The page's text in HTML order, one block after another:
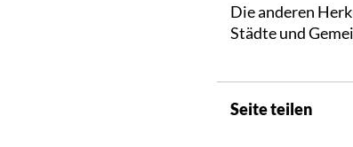
Die anderen
Städte und
Seite teilen